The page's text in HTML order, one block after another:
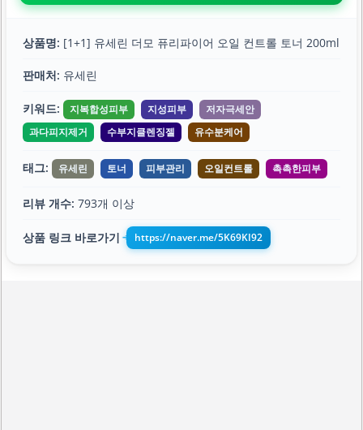
상품명: [1+1] 유세린 더모 퓨리파이어 오일 컨트롤 토너 200ml
판매처: 유세린
키워드: 지복합성피부 지성피부
저자극세안
과다피지제거
수부지클렌징젤 유수분케어
태그: 유세린 토너 피부관리 오일컨트롤 촉촉한피부
리뷰 개수: 793개 이상
상품 링크 바로가기 ➔ https://naver.me/5K69KI92